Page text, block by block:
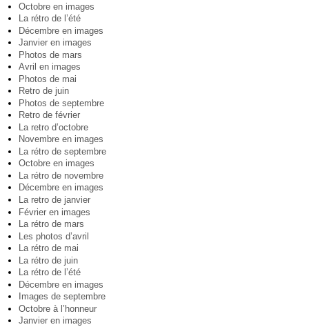
Octobre en images
La rétro de l’été
Décembre en images
Janvier en images
Photos de mars
Avril en images
Photos de mai
Retro de juin
Photos de septembre
Retro de février
La retro d’octobre
Novembre en images
La rétro de septembre
Octobre en images
La rétro de novembre
Décembre en images
La retro de janvier
Février en images
La rétro de mars
Les photos d’avril
La rétro de mai
La rétro de juin
La rétro de l’été
Décembre en images
Images de septembre
Octobre à l’honneur
Janvier en images